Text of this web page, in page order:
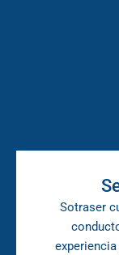
Sotraser